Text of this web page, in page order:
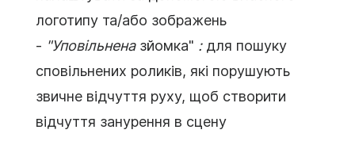
логотипу та/або зображень
- "Уповільненазйомка" :для пошуку
сповільнених роликів, які порушують
звичне відчуття руху, щоб створити
відчуття занурення в сцену